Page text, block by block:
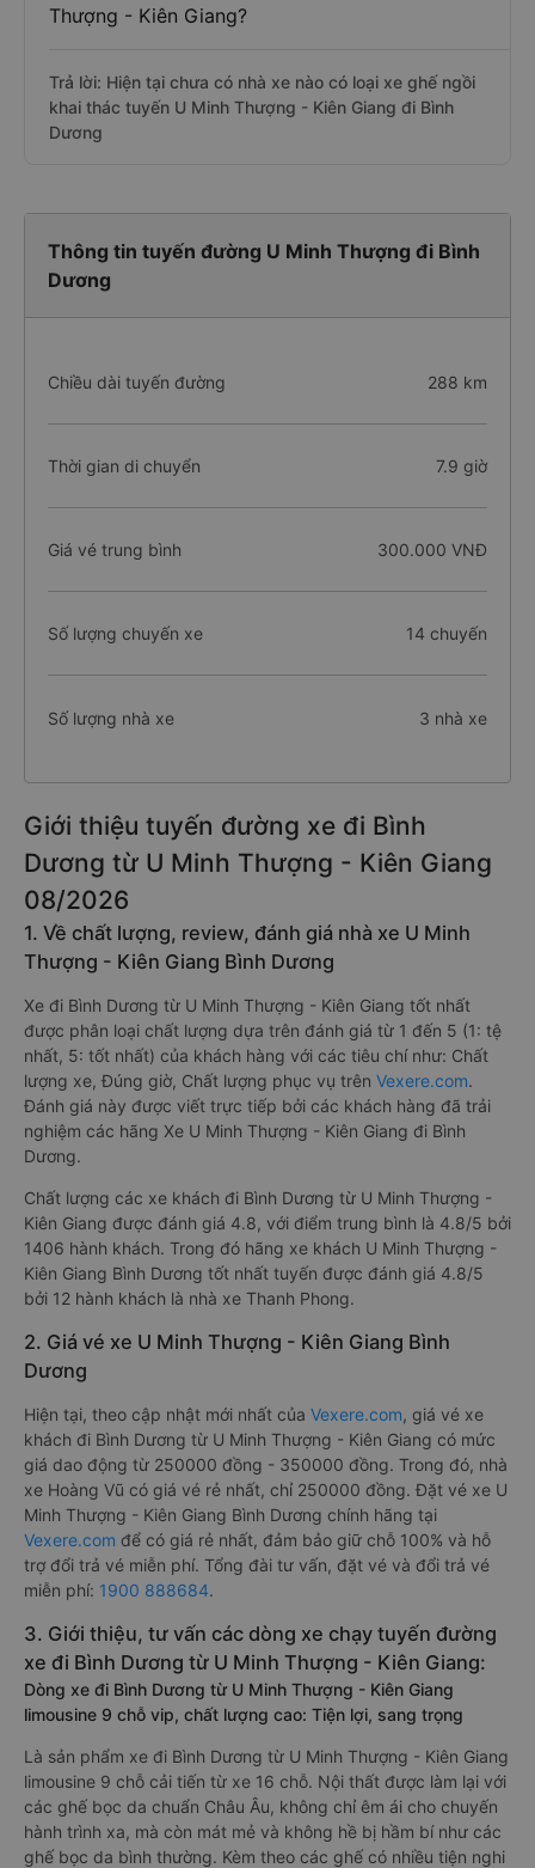
Thượng - Kiên Giang?
Trả lời: Hiện tại chưa có nhà xe nào có loại xe ghế ngồi
khai thác tuyến U Minh Thượng - Kiên Giang đi Bình
Dương
Thông tin tuyến đường U Minh Thượng đi Bình
Dương
Chiều dài tuyến đường 288 km
Thời gian di chuyển 7.9 giờ
Giá vé trung bình 300.000 VNĐ
Số lượng chuyến xe 14 chuyến
Số lượng nhà xe 3 nhà xe
Giới thiệu tuyến đường xe đi Bình
Dương từ U Minh Thượng - Kiên Giang
08/2026
1. Về chất lượng, review, đánh giá nhà xe U Minh
Thượng - Kiên Giang Bình Dương
Xe đi Bình Dương từ U Minh Thượng - Kiên Giang tốt nhất
được phân loại chất lượng dựa trên đánh giá từ 1 đến 5 (1: tệ
nhất, 5: tốt nhất) của khách hàng với các tiêu chí như: Chất
lượng xe, Đúng giờ, Chất lượng phục vụ trên Vexere.com.
Đánh giá này được viết trực tiếp bởi các khách hàng đã trải
nghiệm các hãng Xe U Minh Thượng - Kiên Giang đi Bình
Dương.
Chất lượng các xe khách đi Bình Dương từ U Minh Thượng -
Kiên Giang được đánh giá 4.8, với điểm trung bình là 4.8/5 bởi
1406 hành khách. Trong đó hãng xe khách U Minh Thượng -
Kiên Giang Bình Dương tốt nhất tuyến được đánh giá 4.8/5
bởi 12 hành khách là nhà xe Thanh Phong.
2. Giá vé xe U Minh Thượng - Kiên Giang Bình
Dương
Hiện tại, theo cập nhật mới nhất của Vexere.com, giá vé xe
khách đi Bình Dương từ U Minh Thượng - Kiên Giang có mức
giá dao động từ 250000 đồng - 350000 đồng. Trong đó, nhà
xe Hoàng Vũ có giá vé rẻ nhất, chỉ 250000 đồng. Đặt vé xe U
Minh Thượng - Kiên Giang Bình Dương chính hãng tại
Vexere.com để có giá rẻ nhất, đảm bảo giữ chỗ 100% và hỗ
trợ đổi trả vé miễn phí. Tổng đài tư vấn, đặt vé và đổi trả vé
miễn phí: 1900 888684.
3. Giới thiệu, tư vấn các dòng xe chạy tuyến đường
xe đi Bình Dương từ U Minh Thượng - Kiên Giang:
Dòng xe đi Bình Dương từ U Minh Thượng - Kiên Giang
limousine 9 chỗ vip, chất lượng cao: Tiện lợi, sang trọng
Là sản phẩm xe đi Bình Dương từ U Minh Thượng - Kiên Giang
limousine 9 chỗ cải tiến từ xe 16 chỗ. Nội thất được làm lại với
các ghế bọc da chuẩn Châu Âu, không chỉ êm ái cho chuyến
hành trình xa, mà còn mát mẻ và không hề bị hầm bí như các
ghế bọc da bình thường. Kèm theo các ghế có nhiều tiện nghi